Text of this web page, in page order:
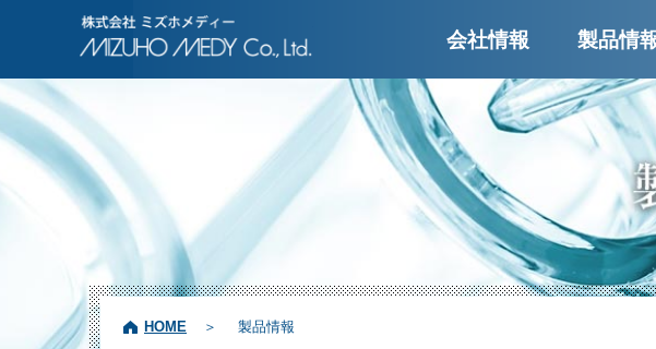
会社情報 製品情
HOME 製品情報